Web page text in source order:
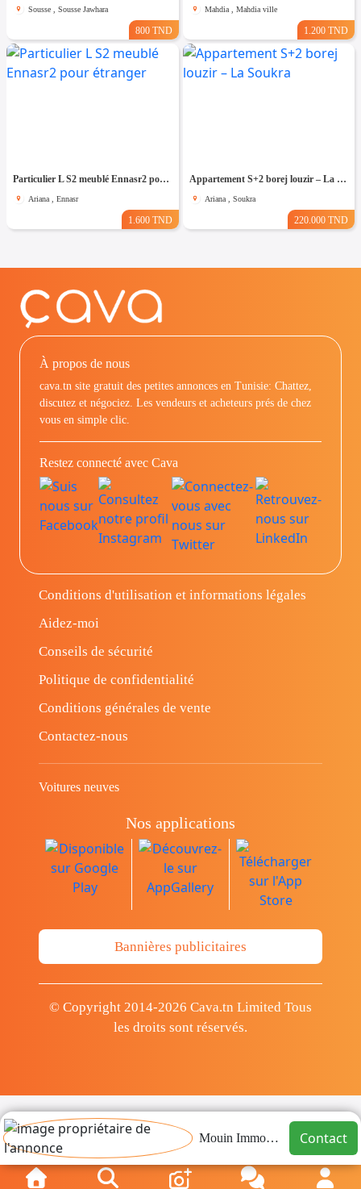
Sousse , Sousse Jawhara
800 TND
Mahdia , Mahdia ville
1.200 TND
Particulier L S2 meublé Ennasr2 pour étranger
Ariana , Ennasr
1.600 TND
Appartement S+2 borej louzir – La Soukra
Ariana , Soukra
220.000 TND
Mouin Immobilier Contact
À propos de nous
cava.tn site gratuit des petites annonces en Tunisie: Chattez,
discutez et négociez. Les vendeurs et acheteurs prés de chez
vous en simple clic.
Restez connecté avec Cava
Conditions d'utilisation et informations légales
Aidez-moi
Conseils de sécurité
Politique de confidentialité
Conditions générales de vente
Contactez-nous
Voitures neuves
Nos applications
Bannières publicitaires
© Copyright 2014-2026 Cava.tn Limited Tous
les droits sont réservés.